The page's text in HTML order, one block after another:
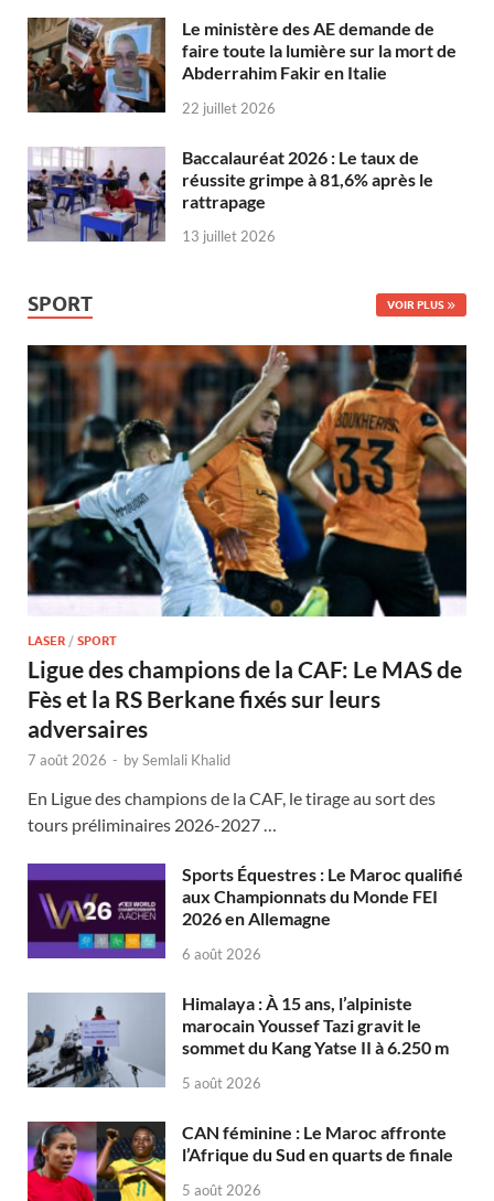
Le ministère des AE demande de
faire toute la lumière sur la mort de
Abderrahim Fakir en Italie
22 juillet 2026
Baccalauréat 2026 : Le taux de
réussite grimpe à 81,6% après le
rattrapage
13 juillet 2026
SPORT VOIR PLUS
LASER / SPORT
Ligue des champions de la CAF: Le MAS de
Fès et la RS Berkane fixés sur leurs
adversaires
7 août 2026 - bySemlali Khalid
En Ligue des champions de la CAF, le tirage au sort des
tours préliminaires 2026-2027 …
Sports Équestres : Le Maroc qualifié
aux Championnats du Monde FEI
2026 en Allemagne
6 août 2026
Himalaya : À 15 ans, l’alpiniste
marocain Youssef Tazi gravit le
sommet du Kang Yatse II à 6.250 m
5 août 2026
CAN féminine : Le Maroc affronte
l’Afrique du Sud en quarts de finale
5 août 2026